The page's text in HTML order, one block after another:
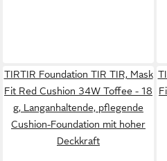
TIRTIR Foundation TIR TIR, Mask
Fit Red Cushion 34W Toffee - 18
g, Langanhaltende, pflegende
Cushion-Foundation mit hoher
Deckkraft